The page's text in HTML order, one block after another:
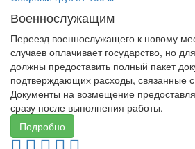
Военнослужащим
Переезд военнослужащего к новому
случаев оплачивает государство, но
должны предоставить полный пакет
подтверждающих расходы, связанные
Документы на возмещение
сразу после выполнения работы.
Подробно